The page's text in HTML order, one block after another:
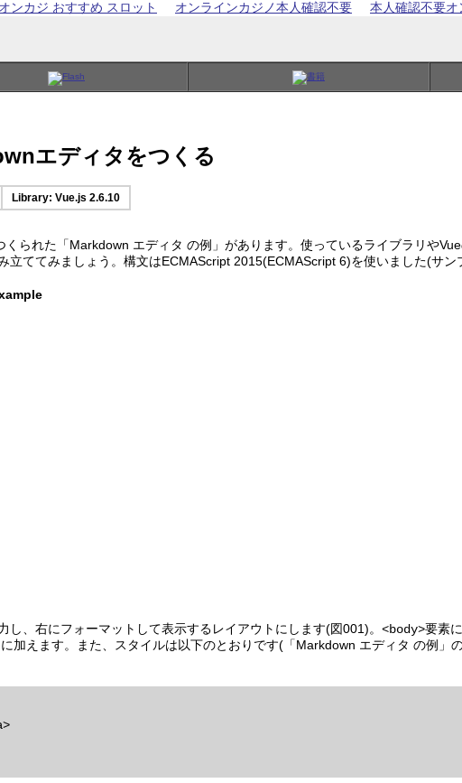
オンカジ おすすめ スロット オンラインカジノ本人確認不要 本人確認不要オ
エディタをつくる
Library: Vue.js 2.6.10
られた「Markdown エディタ の例」があります。使っているライブラリや
立ててみましょう。構文はECMAScript 2015(ECMAScript 6)を使いました(サン
、右にフォーマットして表示するレイアウトにします(図001)。 <body>要素
加えます。また、スタイルは以下のとおりです(「Markdown エディタ の例」